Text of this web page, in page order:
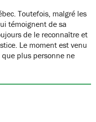
Toutefois, malgré les
témoignent de sa
de le reconnaître et
Le moment est venu
que plus personne ne